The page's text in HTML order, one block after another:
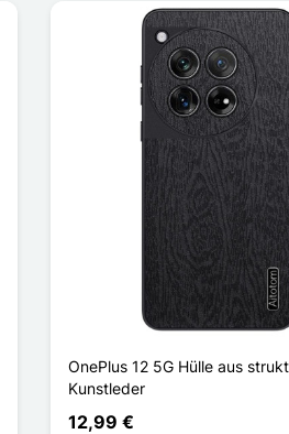
OnePlus 12 5G Hülle aus
Kunstleder
12,99 €